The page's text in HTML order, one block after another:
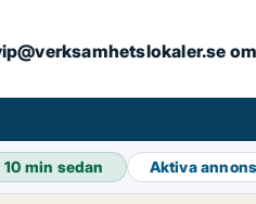
10 min sedan Aktiva